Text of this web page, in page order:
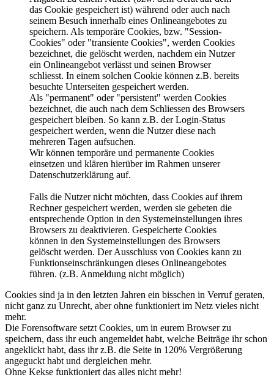
das Cookie gespeichert ist) während oder auch nach
seinem Besuch innerhalb eines Onlineangebotes zu
speichern. Als temporäre Cookies, bzw. "Session-
Cookies" oder "transiente Cookies", werden Cookies
bezeichnet, die gelöscht werden, nachdem ein Nutzer
ein Onlineangebot verlässt und seinen Browser
schliesst. In einem solchen Cookie können z.B. bereits
besuchte Unterseiten gespeichert werden.
Als "permanent" oder "persistent" werden Cookies
bezeichnet, die auch nach dem Schliessen des Browsers
gespeichert bleiben. So kann z.B. der Login-Status
gespeichert werden, wenn die Nutzer diese nach
mehreren Tagen aufsuchen.
Wir können temporäre und permanente Cookies
einsetzen und klären hierüber im Rahmen unserer
Datenschutzerklärung auf.
Falls die Nutzer nicht möchten, dass Cookies auf ihrem
Rechner gespeichert werden, werden sie gebeten die
entsprechende Option in den Systemeinstellungen ihres
Browsers zu deaktivieren. Gespeicherte Cookies
können in den Systemeinstellungen des Browsers
gelöscht werden. Der Ausschluss von Cookies kann zu
Funktionseinschränkungen dieses Onlineangebotes
führen. (z.B. Anmeldung nicht möglich)
Cookies sind ja in den letzten Jahren ein bisschen in Verruf geraten,
nicht ganz zu Unrecht, aber ohne funktioniert im Netz vieles nicht
mehr.
Die Forensoftware setzt Cookies, um in eurem Browser zu
speichern, dass ihr euch angemeldet habt, welche Beiträge ihr schon
angeklickt habt, dass ihr z.B. die Seite in 120% Vergrößerung
angeguckt habt und dergleichen mehr.
Ohne Kekse funktioniert das alles nicht mehr!